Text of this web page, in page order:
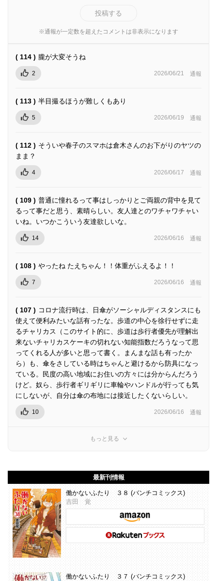
投稿する
※通報が一定数を超えたコメントは非表示になります
( 114 ) 朧が大変そうね
2 2026/06/21 通報
( 113 ) 半目撮るほうが難しくもあり
5 2026/06/19 通報
( 112 ) そういや春子のスマホは倉木さんのお下がりのヤツの
まま？
4 2026/06/17 通報
( 109 ) 普通に憧れるって事はしっかりとご両親の背中を見て
るって事だと思う、素晴らしい。友人達とのワチャワチャい
いね。いつかこういう友達欲しいな。
14 2026/06/16 通報
( 108 ) やったね たえちゃん！！体重がふえるよ！！
7 2026/06/16 通報
( 107 ) コロナ流行時は、日傘がソーシャルディスタンスにも
使えて便利みたいな話有ったな。歩道の中心を徐行せずに走
るチャリカス（このサイト的に、歩道は歩行者優先が理解出
来ないチャリカスケーキの切れない知能指数だろうなって思
ってくれる人が多いと思って書く。まんまな話も有ったか
ら）も、傘をさしている時はちゃんと避けるから防具になっ
ている。民度の高い地域にお住いの方々には分からんだろう
けど。奴ら、歩行者ギリギリに車輪やハンドルが行っても気
にしないが、自分は傘の布地には接近したくないらしい。
10 2026/06/16 通報
もっと見る
最新刊情報
働かないふたり ３８ (バンチコミックス)
吉田 覚
働かないふたり ３７ (バンチコミックス)